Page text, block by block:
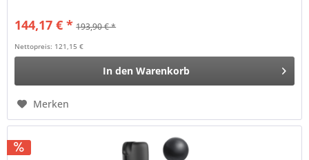
144,17 € * 193,90 € *
Nettopreis: 121,15 €
In den Warenkorb
Merken